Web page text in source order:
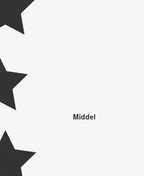
Middel